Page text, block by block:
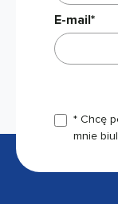
E-mail*
* Chcę
mnie